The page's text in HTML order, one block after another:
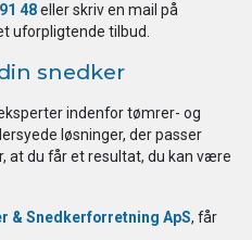
48eller skriv en mail på
uforpligtende tilbud.
snedker
indenfor tømrer- og
løsninger, der passer
at du får et resultat, du kan være
& Snedkerforretning ApS, får